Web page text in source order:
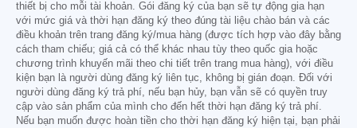
thiết bị cho mỗi tài khoản. Gói đăng ký của bạn sẽ tự động gia hạn
với mức giá và thời hạn đăng ký theo đúng tài liệu chào bán và các
điều khoản trên trang đăng ký/mua hàng (được tích hợp vào đây bằng
cách tham chiếu; giá cả có thể khác nhau tùy theo quốc gia hoặc
chương trình khuyến mãi theo chi tiết trên trang mua hàng), với điều
kiện bạn là người dùng đăng ký liên tục, không bị gián đoạn. Đối với
người dùng đăng ký trả phí, nếu bạn hủy, bạn vẫn sẽ có quyền truy
cập vào sản phẩm của mình cho đến hết thời hạn đăng ký trả phí.
Nếu bạn muốn được hoàn tiền cho thời hạn đăng ký hiện tại, bạn phải